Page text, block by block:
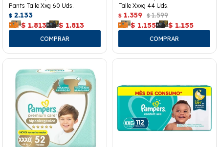
Pants Talle Xxg 60 Uds.
$ 2.133
$ 1.813 $ 1.813
Talle Xxxg 44 Uds.
$ 1.359 $ 1.599
$ 1.155 $ 1.155